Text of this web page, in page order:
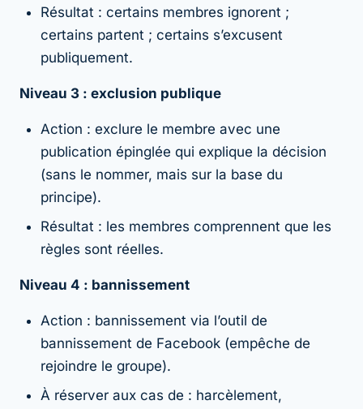
Résultat : certains membres ignorent ;
certains partent ; certains s’excusent
publiquement.
Niveau 3 : exclusion publique
Action : exclure le membre avec une
publication épinglée qui explique la décision
(sans le nommer, mais sur la base du
principe).
Résultat : les membres comprennent que les
règles sont réelles.
Niveau 4 : bannissement
Action : bannissement via l’outil de
bannissement de Facebook (empêche de
rejoindre le groupe).
À réserver aux cas de : harcèlement,